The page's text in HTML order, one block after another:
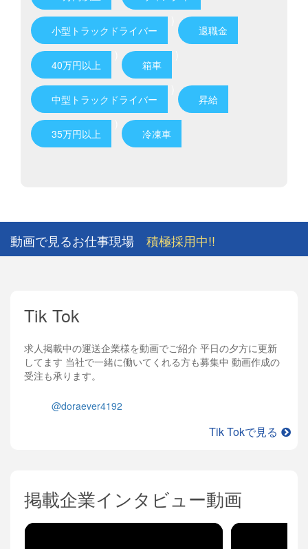
小型トラックドライバー 退職金
40万円以上 箱車
中型トラックドライバー 昇給
35万円以上 冷凍車
動画で見るお仕事現場 積極採用中!!
Tik Tok
求人掲載中の運送企業様を動画でご紹介 平日の夕方に更新
してます 当社で一緒に働いてくれる方も募集中 動画作成の
受注も承ります。
Tik Tokで見る
@doraever4192
掲載企業インタビュー動画